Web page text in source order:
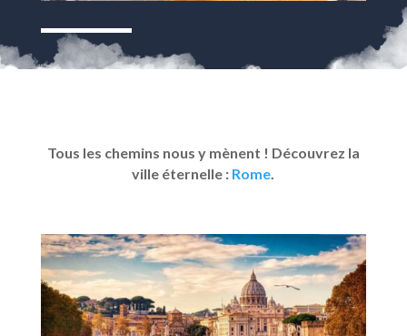
Tous les chemins nous y mènent ! Découvrez la
ville éternelle : Rome